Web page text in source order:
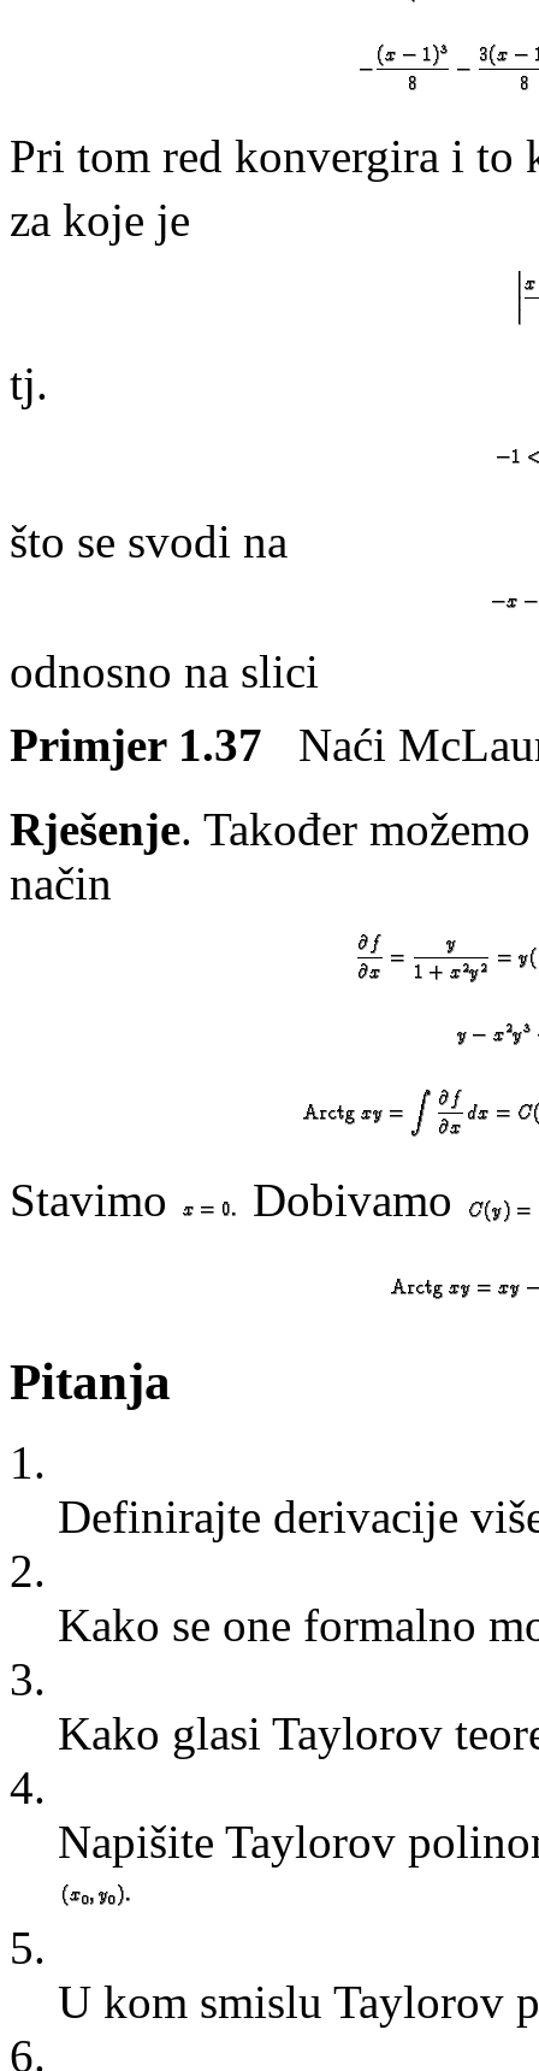
Pri tom red konvergira i
za koje je
tj.
što se svodi na
odnosno na slici
Primjer 1.37 Naći
Rješenje. Također
način
Stavimo Dobivamo
Pitanja
1.
Definirajte derivacije
2.
Kako se one formalno
3.
Kako glasi Taylorov
4.
Napišite Taylorov
5.
U kom smislu Taylorov
6.